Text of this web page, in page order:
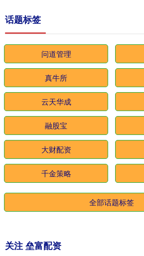
话题标签
问道管理
真牛所
云天华成
融股宝
大财配资
千金策略
全部话题标签
关注 垒富配资